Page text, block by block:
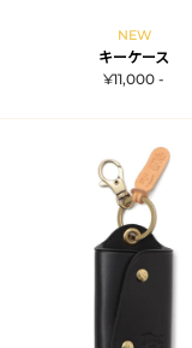
NEW
キーケース
¥11,000 -